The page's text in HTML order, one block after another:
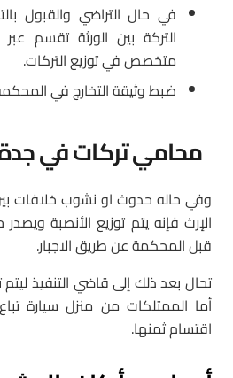
في حال التراضي والقبول
التركة بين الورثة تقسم
متخصص في توزيع التركات.
ضبط وثيقة التخارج في
محامي تركات في
وفي حاله حدوث او نشوب خلافات
الإرث فإنه يتم توزيع الأنصبة
قبل المحكمة عن طريق الاجبار.
تحال بعد ذلك إلى قاضي التنفيذ
أما الممتلكات من منزل سيارة
اقتسام ثمنها.